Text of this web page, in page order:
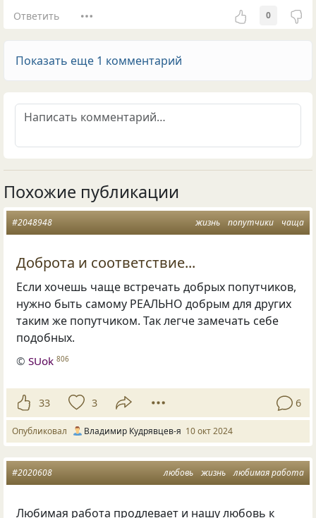
Ответить 0
Показать еще 1 комментарий
Похожие публикации
жизнь попутчики чаща
#2048948
Доброта и соответствие...
Если хочешь чаще встречать добрых попутчиков,
нужно быть самому РЕАЛЬНО добрым для других
таким же попутчиком. Так легче замечать себе
подобных.
©SUok 806
33 3 6
Опубликовал Владимир Кудрявцев-я 10 окт 2024
любовь жизнь любимая работа
#2020608
Любимая работа продлевает и нашу любовь к